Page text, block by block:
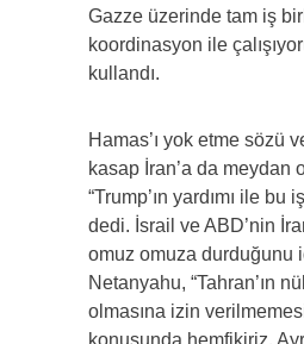
Gazze üzerinde tam iş
koordinasyon ile
kullandı.
Hamas’ı yok etme sözü
kasap İran’a da meydan
“Trump’ın yardımı ile bu
dedi. İsrail ve ABD’nin
omuz omuza durduğunu
Netanyahu, “Tahran’ın
olmasına izin